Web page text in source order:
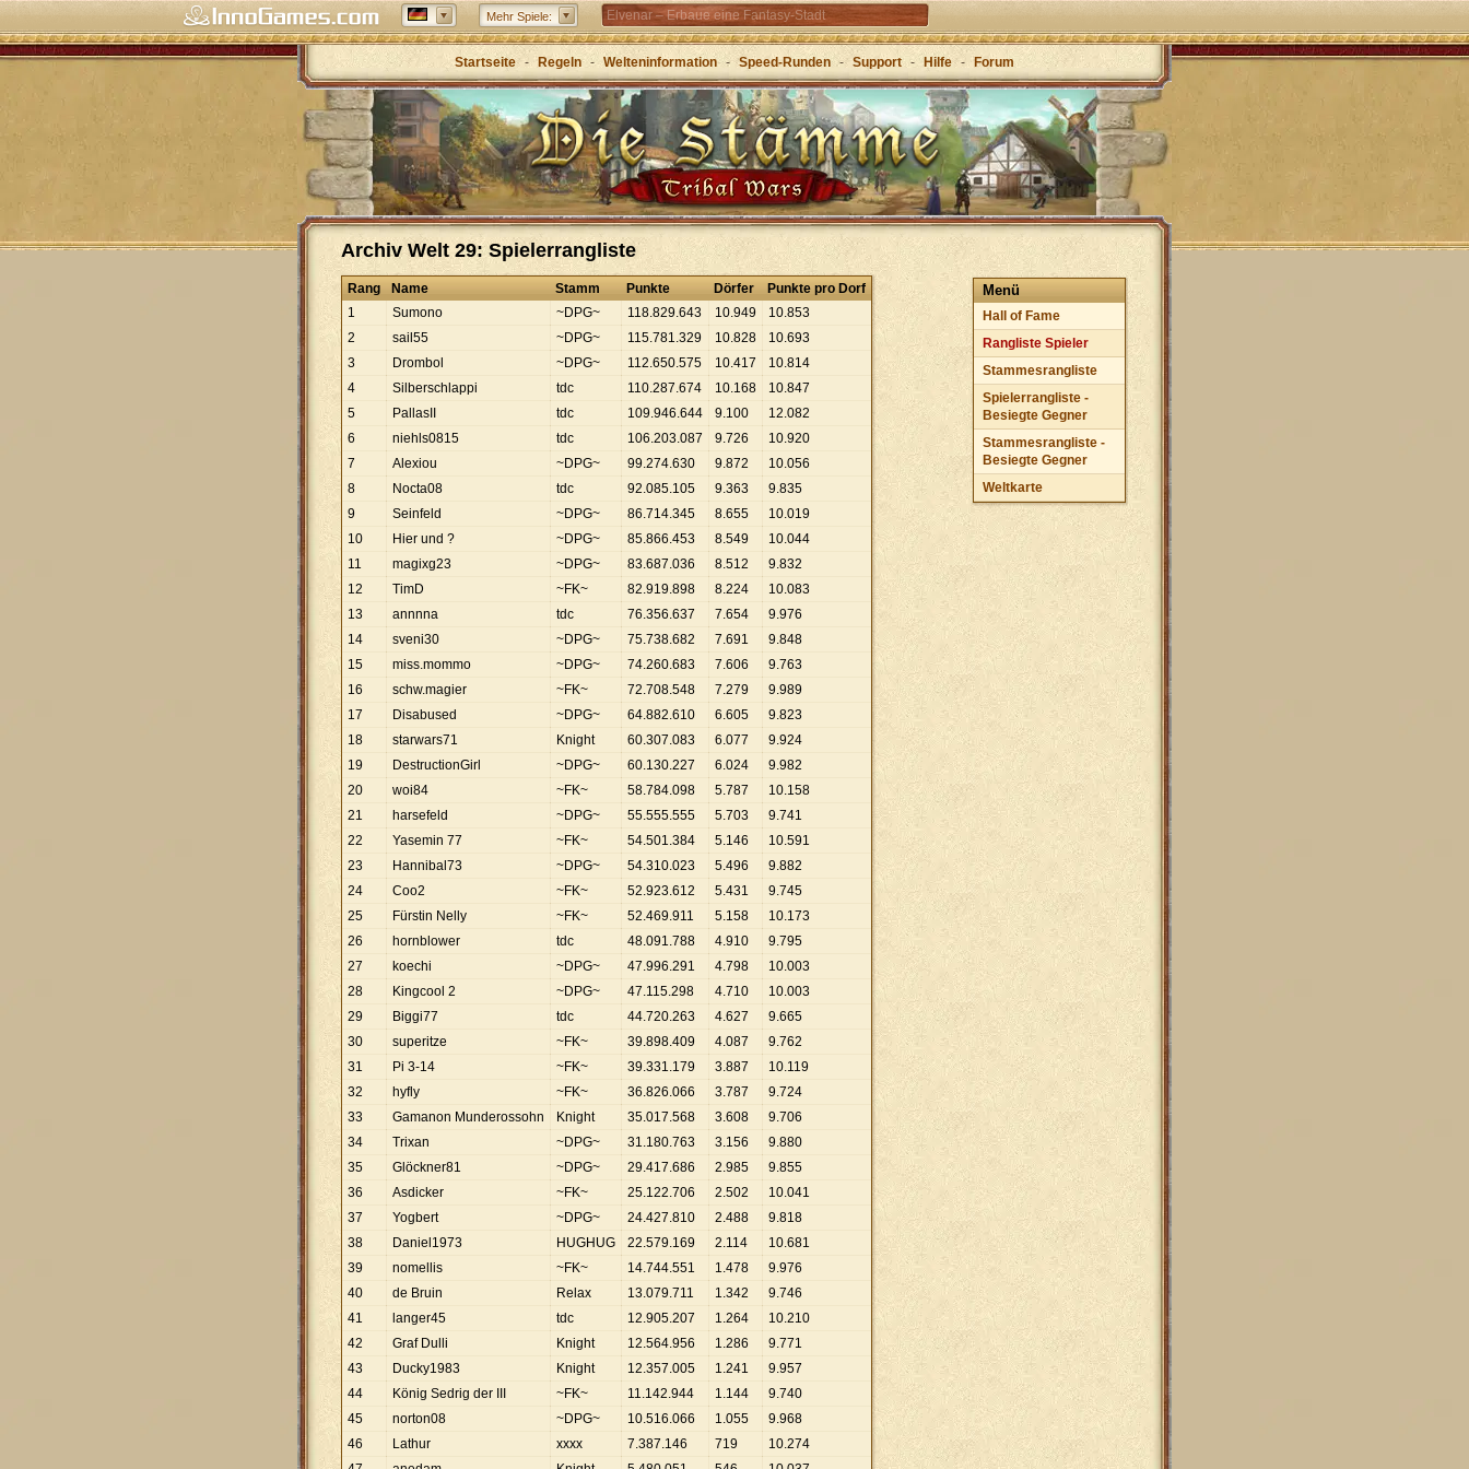
Mehr Spiele: Elvenar – Erbaue eine Fantasy-Stadt
Forge of Empires – Mit Strategie durch die Zeitalter
Grepolis – Erbaue dein Reich im antiken
Griechenland
Startseite - Regeln - Welteninformation - Speed-Runden - Support - Hilfe - Forum
Archiv Welt 29: Spielerrangliste
Menü
Hall of Fame
Rangliste Spieler
Stammesrangliste
Spielerrangliste -
Besiegte Gegner
Stammesrangliste -
Besiegte Gegner
Weltkarte
Rang Name Stamm Punkte Dörfer
Punkte pro Dorf
1
Sumono ~DPG~ 118.829.643 10.949 10.853
2
sail55 ~DPG~ 115.781.329 10.828 10.693
3
Drombol ~DPG~ 112.650.575 10.417 10.814
4
Silberschlappi tdc 110.287.674 10.168 10.847
5
PallasII tdc 109.946.644 9.100 12.082
6
niehls0815 tdc 106.203.087 9.726 10.920
7
Alexiou ~DPG~ 99.274.630 9.872 10.056
8
Nocta08 tdc 92.085.105 9.363 9.835
9
Seinfeld ~DPG~ 86.714.345 8.655 10.019
10
Hier und ? ~DPG~ 85.866.453 8.549 10.044
11
magixg23 ~DPG~ 83.687.036 8.512 9.832
12
TimD ~FK~ 82.919.898 8.224 10.083
13
annnna tdc 76.356.637 7.654 9.976
14
sveni30 ~DPG~ 75.738.682 7.691 9.848
15
miss.mommo ~DPG~ 74.260.683 7.606 9.763
16
schw.magier ~FK~ 72.708.548 7.279 9.989
17
Disabused ~DPG~ 64.882.610 6.605 9.823
18
starwars71 Knight 60.307.083 6.077 9.924
19
DestructionGirl ~DPG~ 60.130.227 6.024 9.982
20
woi84 ~FK~ 58.784.098 5.787 10.158
21
harsefeld ~DPG~ 55.555.555 5.703 9.741
22
Yasemin 77 ~FK~ 54.501.384 5.146 10.591
23
Hannibal73 ~DPG~ 54.310.023 5.496 9.882
24
Coo2 ~FK~ 52.923.612 5.431 9.745
25
Fürstin Nelly ~FK~ 52.469.911 5.158 10.173
26
hornblower tdc 48.091.788 4.910 9.795
27
koechi ~DPG~ 47.996.291 4.798 10.003
28
Kingcool 2 ~DPG~ 47.115.298 4.710 10.003
29
Biggi77 tdc 44.720.263 4.627 9.665
30
superitze ~FK~ 39.898.409 4.087 9.762
31
Pi 3-14 ~FK~ 39.331.179 3.887 10.119
32
hyfly ~FK~ 36.826.066 3.787 9.724
33
Gamanon Munderossohn Knight 35.017.568 3.608 9.706
34
Trixan ~DPG~ 31.180.763 3.156 9.880
35
Glöckner81 ~DPG~ 29.417.686 2.985 9.855
36
Asdicker ~FK~ 25.122.706 2.502 10.041
37
Yogbert ~DPG~ 24.427.810 2.488 9.818
38
Daniel1973 HUGHUG 22.579.169 2.114 10.681
39
nomellis ~FK~ 14.744.551 1.478 9.976
40
de Bruin Relax 13.079.711 1.342 9.746
41
langer45 tdc 12.905.207 1.264 10.210
42
Graf Dulli Knight 12.564.956 1.286 9.771
43
Ducky1983 Knight 12.357.005 1.241 9.957
44
König Sedrig der III ~FK~ 11.142.944 1.144 9.740
45
norton08 ~DPG~ 10.516.066 1.055 9.968
46
Lathur xxxx 7.387.146 719 10.274